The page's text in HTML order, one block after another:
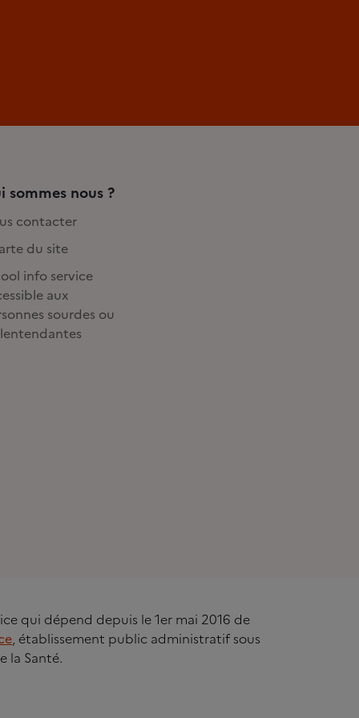
sommes nous ?
contacter
du site
info service
aux
sourdes ou
qui dépend depuis le 1er mai 2016 de
, établissement public administratif sous
la Santé.